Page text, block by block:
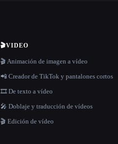
🎬VIDEO
🎬 Animación de imagen a vídeo
📲 Creador de TikTok y pantalones cortos
🎞️ De texto a vídeo
🎤 Doblaje y traducción de vídeos
🎬 Edición de vídeo